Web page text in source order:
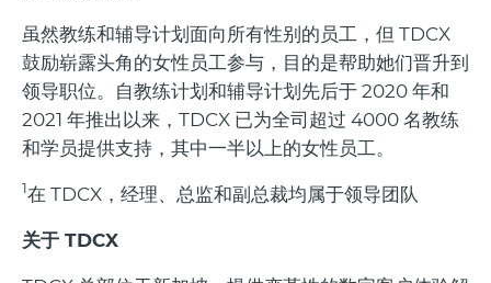
虽然教练和辅导计划面向所有性别的员工，但 TDCX
鼓励崭露头角的女性员工参与，目的是帮助她们晋升到
领导职位。自教练计划和辅导计划先后于 2020 年和
2021 年推出以来，TDCX 已为全司超过 4000 名教练
和学员提供支持，其中一半以上的女性员工。
1在 TDCX，经理、总监和副总裁均属于领导团队
关于 TDCX